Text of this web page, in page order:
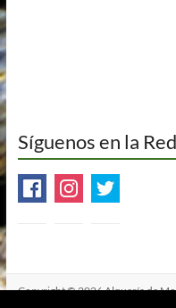
Síguenos en la Red
Copyright © 2026Alquería de